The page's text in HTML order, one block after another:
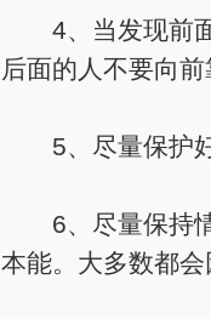
4、当发现前面
后面的人不要向
5、尽量保护好
6、尽量保持情
本能。大多数都